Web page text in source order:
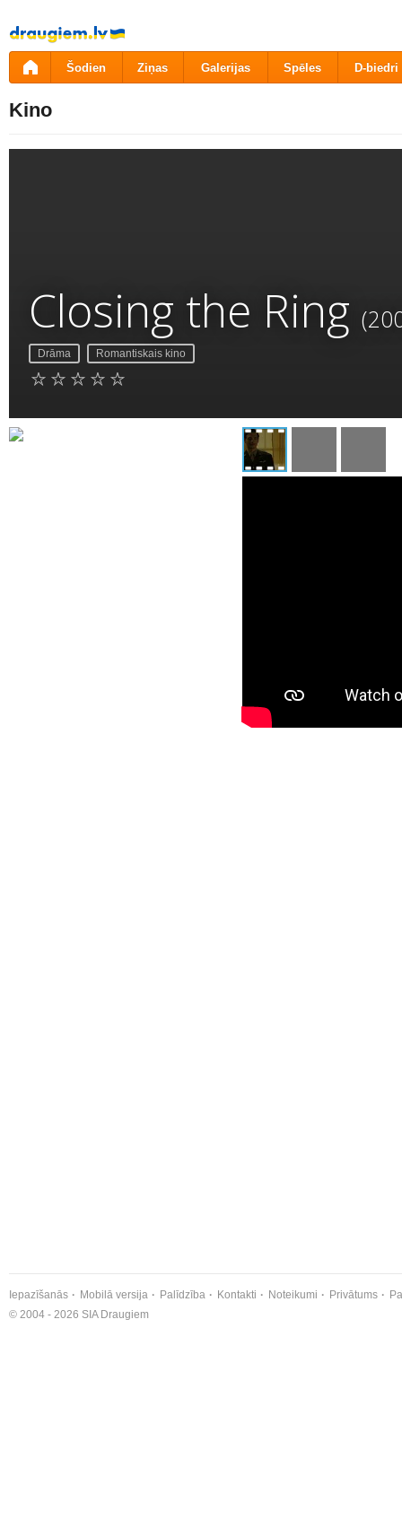
Pāriet
uz
saturu
Šodien Ziņas Galerijas Spēles D-biedri
Kino
Closing the Ring
Drāma Romantiskais kino
Iepazīšanās Mobilā versija Palīdzība Kontakti Noteikumi Privātums
© 2004 - 2026 SIA Draugiem